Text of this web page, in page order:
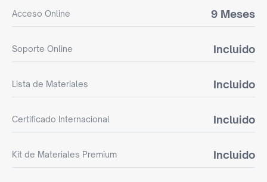
Acceso Online 9 Meses
Soporte Online Incluido
Lista de Materiales Incluido
Certificado Internacional Incluido
Kit de Materiales Premium Incluido